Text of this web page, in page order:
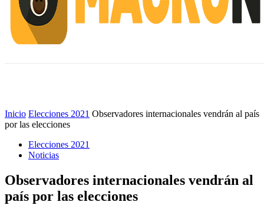
Inicio Elecciones 2021 Observadores internacionales vendrán al país
por las elecciones
Elecciones 2021
Noticias
Observadores internacionales vendrán al
país por las elecciones